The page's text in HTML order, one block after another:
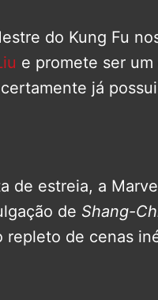
do Kung Fu
e promete ser
já
de estreia, a
de Shang-
de cenas